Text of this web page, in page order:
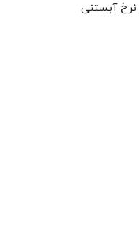
نرخ آبستنی